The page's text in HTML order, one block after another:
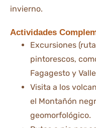
invierno.
Actividades
Excursiones
pintorescos,
Fagagesto y
Visita a los
el Montañón
geomorfológico.